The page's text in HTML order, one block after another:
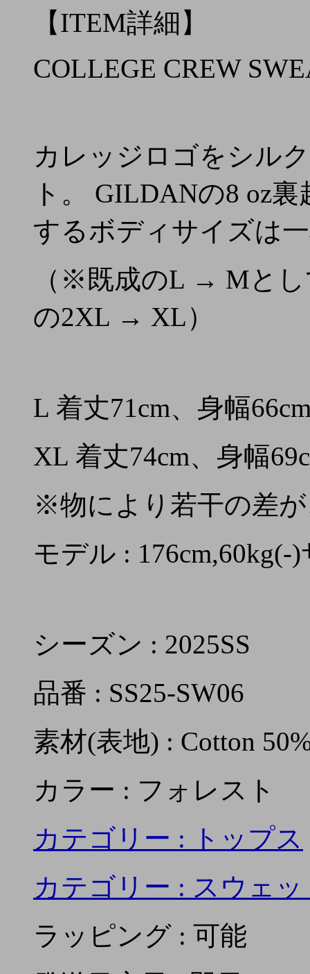
【ITEM詳細】
COLLEGE CREW
カレッジロゴをシル
ト。 GILDANの8 oz
するボディサイズは
（※既成のL → Mと
の2XL → XL）
L 着丈71cm、身幅
XL 着丈74cm、身幅
※物により若干の差
モデル : 176cm,60kg(-
シーズン : 2025SS
品番 : SS25-SW06
素材(表地) : Cotton
カラー : フォレスト
カテゴリー :
トップス
カテゴリー : スウェッ
ラッピング : 可能